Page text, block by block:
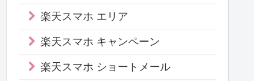
楽天スマホ エリア
楽天スマホ キャンペーン
楽天スマホ ショートメール